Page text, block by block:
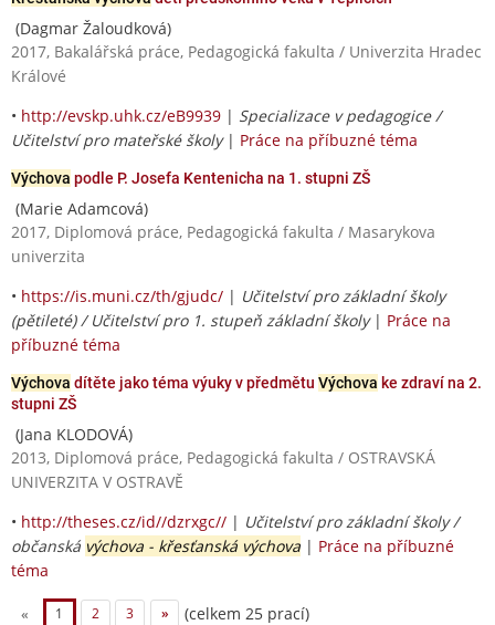
(Dagmar Žaloudková)
2017, Bakalářská práce, Pedagogická fakulta / Univerzita Hradec
Králové
• http://evskp.uhk.cz/eB9939 | Specializace v pedagogice /
Učitelství pro mateřské školy| Práce na příbuzné téma
Výchova podle P. Josefa Kentenicha na 1. stupni ZŠ
(Marie Adamcová)
2017, Diplomová práce, Pedagogická fakulta / Masarykova
univerzita
• https://is.muni.cz/th/gjudc/ | Učitelství pro základní školy
(pětileté) / Učitelství pro 1. stupeň základní školy| Práce na
příbuzné téma
Výchova dítěte jako téma výuky v předmětu Výchova ke zdraví na 2.
stupni ZŠ
(Jana KLODOVÁ)
2013, Diplomová práce, Pedagogická fakulta / OSTRAVSKÁ
UNIVERZITA V OSTRAVĚ
• http://theses.cz/id//dzrxgc// | Učitelství pro základní školy /
občanská výchova - křesťanská výchova | Práce na příbuzné
téma
« 1 2 3 » (celkem 25 prací)